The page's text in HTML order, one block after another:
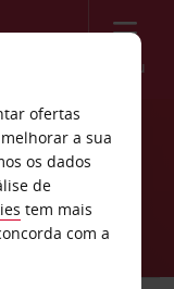
Menu
de
ofertas
a sua
os dados
de
tem mais
com a